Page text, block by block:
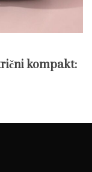
kompakt: